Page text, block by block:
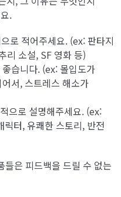
.
로 적어주세요. (ex: 판타지
리 소설, SF 영화 등)
습니다. (ex: 몰입도가
서, 스트레스 해소가
으로 설명해주세요. (ex:
터, 유쾌한 스토리, 반전
들은 피드백을 드릴 수 없는